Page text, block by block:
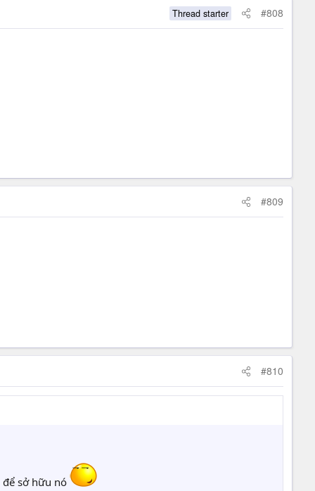
Thread starter #808
#809
#810
sở hữu nó